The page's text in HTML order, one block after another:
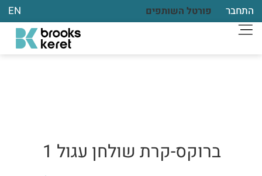
התחבר פורטל השותפים EN
ברוקס-קרת שולחן עגול 1